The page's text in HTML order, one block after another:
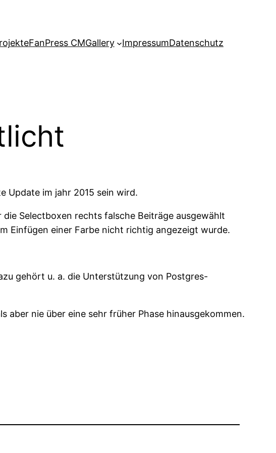
FanPress CMGallery ImpressumDatenschutz
Update im jahr 2015 sein wird.
Selectboxen rechts falsche Beiträge ausgewählt
Einfügen einer Farbe nicht richtig angezeigt wurde.
gehört u. a. die Unterstützung von Postgres-
aber nie über eine sehr früher Phase hinausgekommen.